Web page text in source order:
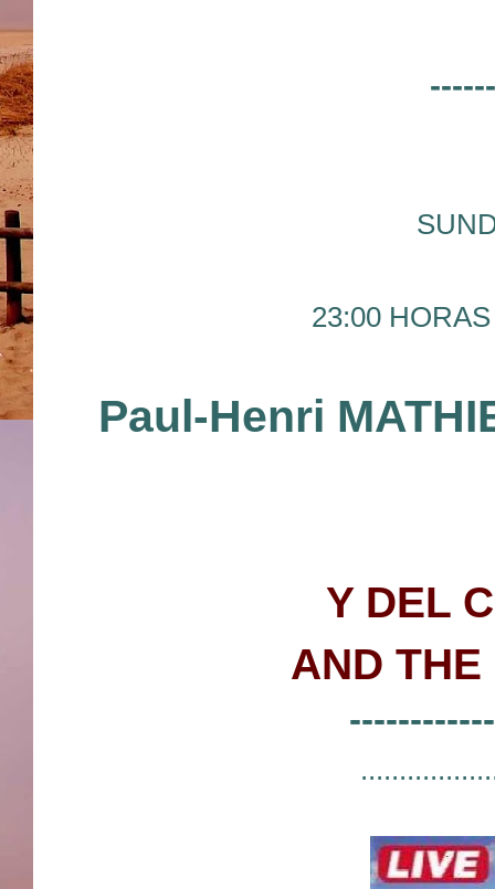
23:00
Paul-Henri
Y DEL
AND THE